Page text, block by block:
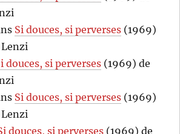
Si douces, si perverses (1969)
douces, si perverses (1969) de
Si douces, si perverses (1969)
douces, si perverses (1969) de